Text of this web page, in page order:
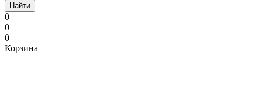
Найти
0
0
0
Корзина